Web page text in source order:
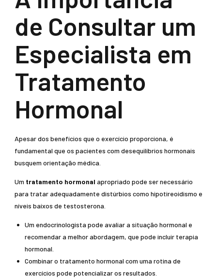
de Consultar um
Especialista em
Tratamento
Hormonal
Apesar dos benefícios que o exercício proporciona, é
fundamental que os pacientes com desequilíbrios hormonais
busquem orientação médica.
Um tratamento hormonal apropriado pode ser necessário
para tratar adequadamente distúrbios como hipotireoidismo e
níveis baixos de testosterona.
Um endocrinologista pode avaliar a situação hormonal e
recomendar a melhor abordagem, que pode incluir terapia
hormonal.
Combinar o tratamento hormonal com uma rotina de
exercícios pode potencializar os resultados.